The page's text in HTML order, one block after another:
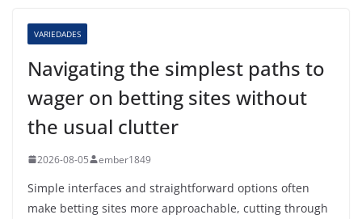
VARIEDADES
Navigating the simplest paths to
wager on betting sites without
the usual clutter
2026-08-05 ember1849
Simple interfaces and straightforward options often
make betting sites more approachable, cutting through